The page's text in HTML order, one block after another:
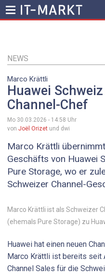
Inhalt
NEWS
Marco Krättli
Huawei
Channel-Chef
Mo 30.03.2026 - 14:58 Uhr
von Joël Orizet und dwi
Marco Krättli
Geschäfts von Huawei
Pure Storage, wo er
Schweizer Channel-
Marco Krättli ist als Schweizer
(ehemals Pure Storage) zu
Huawei hat einen neuen
Marco Krättli ist bereits seit
Channel Sales für die